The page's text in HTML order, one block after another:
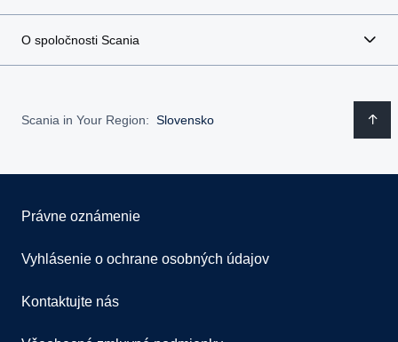
O spoločnosti Scania
Scania in Your Region: Slovensko
Právne oznámenie
Vyhlásenie o ochrane osobných údajov
Kontaktujte nás